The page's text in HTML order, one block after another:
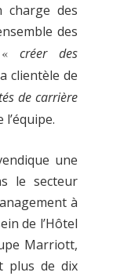
charge des
des
«créer des
clientèle de
de carrière
une
le secteur
à
de l’Hôtel
Marriott,
plus de dix